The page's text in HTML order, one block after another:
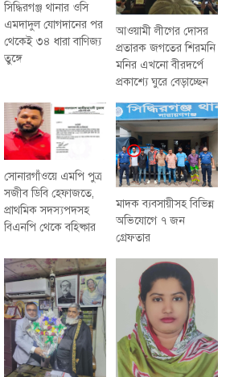
সিদ্ধিরগঞ্জ থানার ওসি
এমদাদুল যোগদানের পর
থেকেই ৩৪ ধারা বাণিজ্য
তুঙ্গে
আওয়ামী লীগের দোসর
প্রতারক জগতের শিরমনি
মনির এখনো বীরদর্পে
প্রকাশ্যে ঘুরে বেড়াচ্ছেন
সোনারগাঁওয়ে এমপি পুত্র
সজীব ডিবি হেফাজতে,
প্রাথমিক সদস্যপদসহ
বিএনপি থেকে বহিষ্কার
মাদক ব্যবসায়ীসহ বিভিন্ন
অভিযোগে ৭ জন
গ্রেফতার